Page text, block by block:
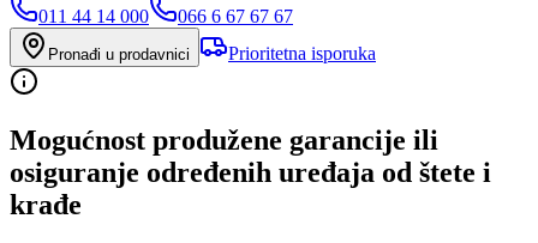
011 44 14 000
066 6 67 67 67
Pronađi u prodavnici Prioritetna isporuka
Mogućnost produžene garancije ili
osiguranje određenih uređaja od štete i
krađe